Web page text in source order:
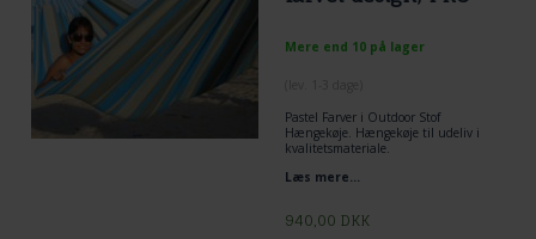
Mere end 10 på lager
Pastel Farver i Outdoor Stof
Hængekøje. Hængekøje til udeliv i
kvalitetsmateriale.
endesnorre.
Læs mere...
940,00 DKK